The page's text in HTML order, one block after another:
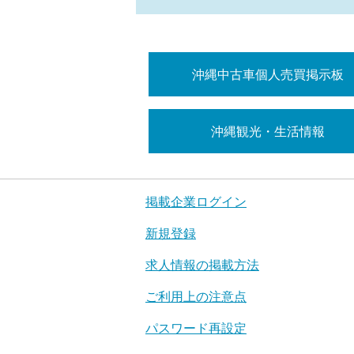
沖縄中古車個人売買掲示板
沖縄観光・生活情報
掲載企業ログイン
新規登録
求人情報の掲載方法
ご利用上の注意点
パスワード再設定